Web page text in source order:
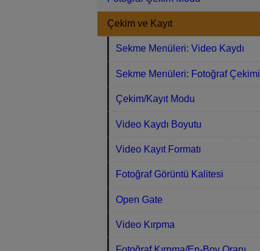
Çekim ve Kayıt
Sekme Menüleri: Video Kaydı
Sekme Menüleri: Fotoğraf Çekimi
Çekim/Kayıt Modu
Video Kaydı Boyutu
Video Kayıt Formatı
Fotoğraf Görüntü Kalitesi
Open Gate
Video Kırpma